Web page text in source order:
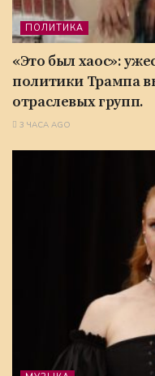
ПОЛИТИКА
«Это был хаос»:
политики Трампа
отраслевых групп.
3 ЧАСА AGO